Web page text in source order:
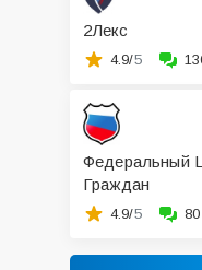
2Лекс
4.9/5
Федеральный
Граждан
4.9/5 80